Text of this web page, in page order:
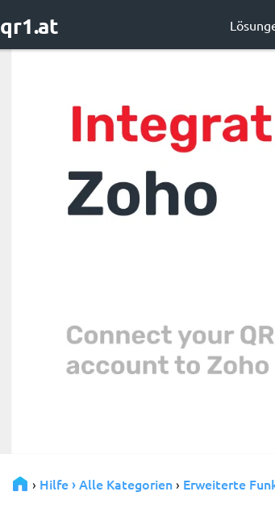
qr1.at
› Hilfe › Alle Kategorien › Erweiterte